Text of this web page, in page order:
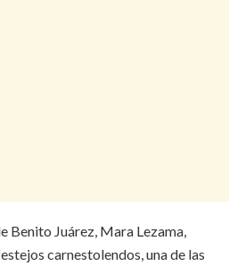
Benito Juárez, Mara Lezama,
carnestolendos, una de las